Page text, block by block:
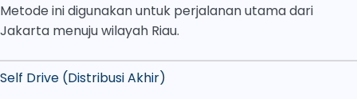
Metode ini digunakan untuk perjalanan utama dari
Jakarta menuju wilayah Riau.
Self Drive (Distribusi Akhir)